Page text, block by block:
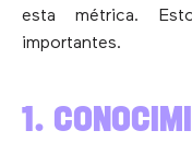
esta métrica.
importantes.
1.